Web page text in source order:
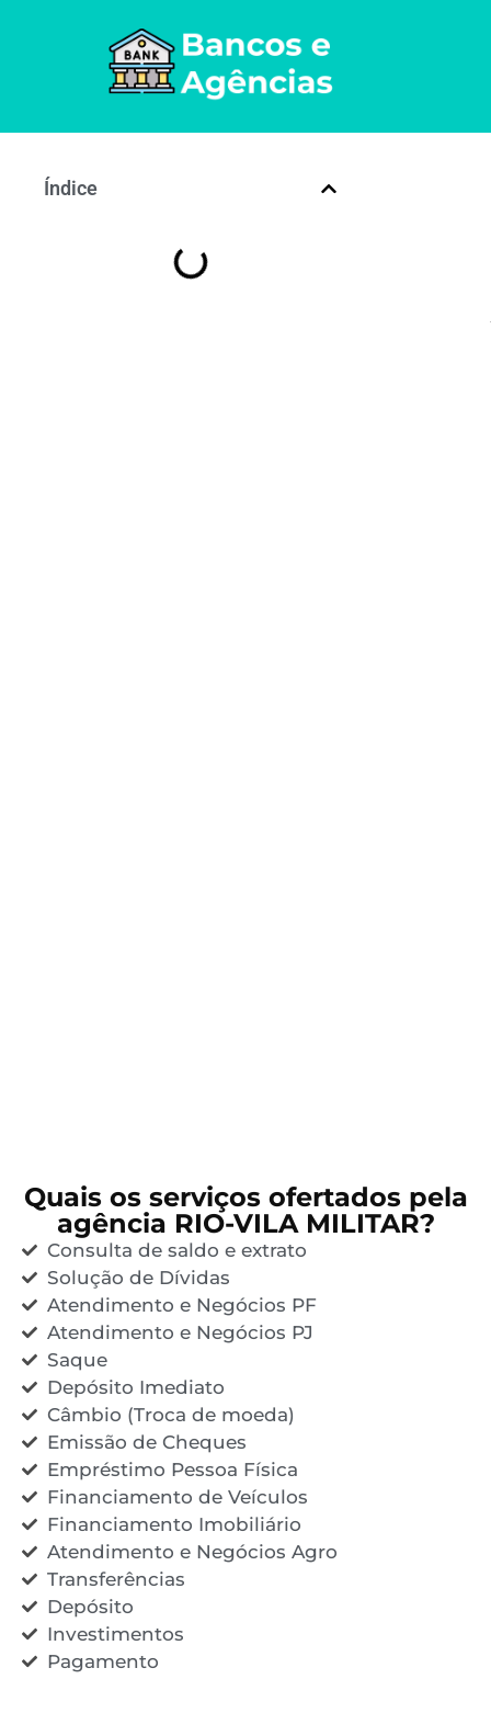
Índice
Quais os serviços ofertados pela
agência RIO-VILA MILITAR?
Consulta de saldo e extrato
Solução de Dívidas
Atendimento e Negócios PF
Atendimento e Negócios PJ
Saque
Depósito Imediato
Câmbio (Troca de moeda)
Emissão de Cheques
Empréstimo Pessoa Física
Financiamento de Veículos
Financiamento Imobiliário
Atendimento e Negócios Agro
Transferências
Depósito
Investimentos
Pagamento